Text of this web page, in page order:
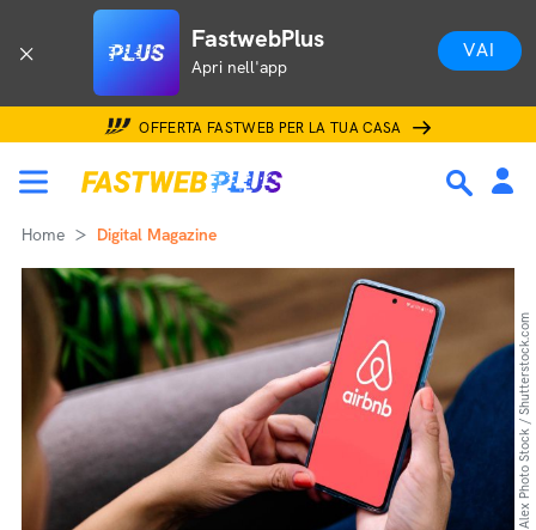
FastwebPlus
Apri nell'app
VAI
OFFERTA FASTWEB PER LA TUA CASA
Home Digital Magazine
Alex Photo Stock / Shutterstock.com